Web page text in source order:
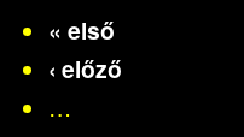
« első
‹ előző
…